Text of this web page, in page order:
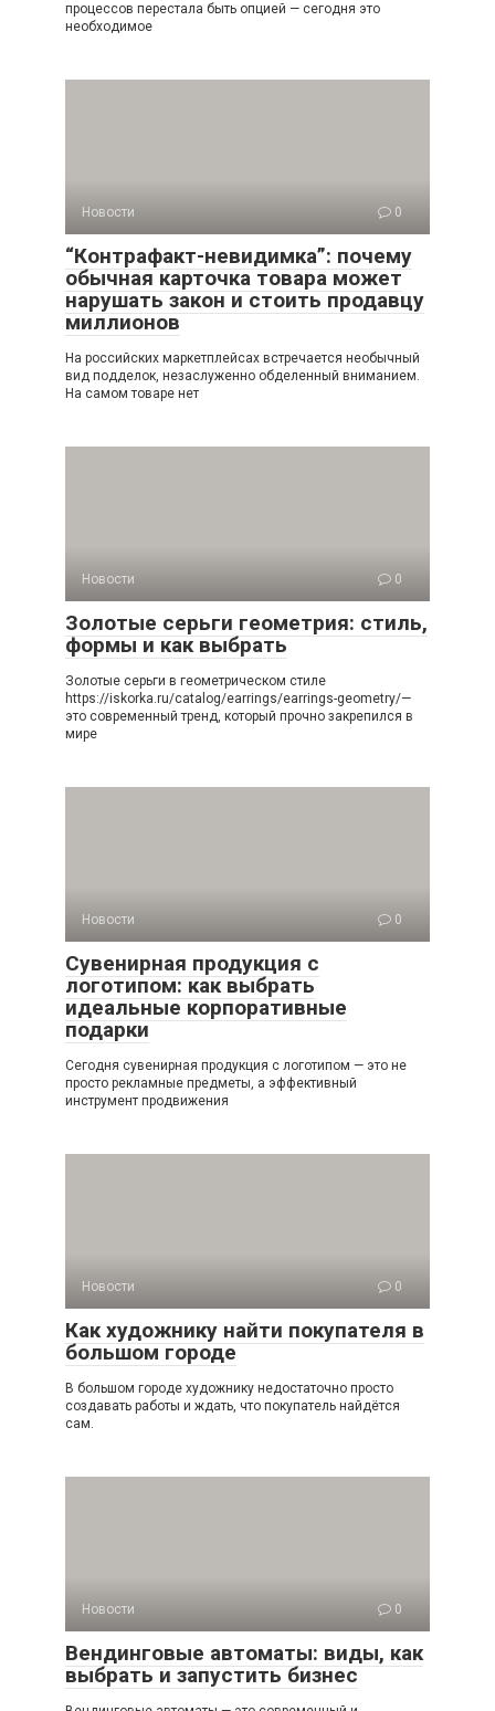
процессов перестала быть опцией — сегодня это
необходимое
Новости 0
“Контрафакт-невидимка”: почему
обычная карточка товара может
нарушать закон и стоить продавцу
миллионов
На российских маркетплейсах встречается необычный
вид подделок, незаслуженно обделенный вниманием.
На самом товаре нет
Новости 0
Золотые серьги геометрия: стиль,
формы и как выбрать
Золотые серьги в геометрическом стиле
https://iskorka.ru/catalog/earrings/earrings-geometry/—
это современный тренд, который прочно закрепился в
мире
Новости 0
Сувенирная продукция с
логотипом: как выбрать
идеальные корпоративные
подарки
Сегодня сувенирная продукция с логотипом — это не
просто рекламные предметы, а эффективный
инструмент продвижения
Новости 0
Как художнику найти покупателя в
большом городе
В большом городе художнику недостаточно просто
создавать работы и ждать, что покупатель найдётся
сам.
Новости 0
Вендинговые автоматы: виды, как
выбрать и запустить бизнес